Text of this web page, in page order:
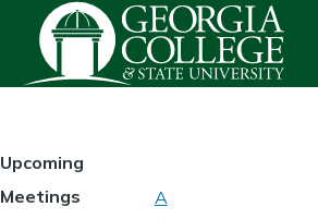
Skip to main content
HOMEPAGE
Upcoming
Meetings
A